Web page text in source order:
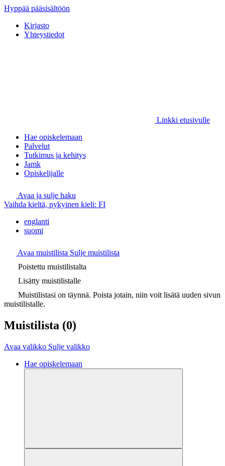
Hyppää pääsisältöön
Kirjasto
Yhteystiedot
Linkki etusivulle
Hae opiskelemaan
Palvelut
Tutkimus ja kehitys
Jamk
Opiskelijalle
Avaa ja sulje haku
Vaihda kieltä, nykyinen kieli: FI
englanti
suomi
Avaa muistilista Sulje muistilista
Poistettu muistilistalta
Lisätty muistilistalle
Muistilistasi on täynnä. Poista jotain, niin voit lisätä uuden sivun
muistilistalle.
Muistilista (0)
Avaa valikko Sulje valikko
Hae opiskelemaan